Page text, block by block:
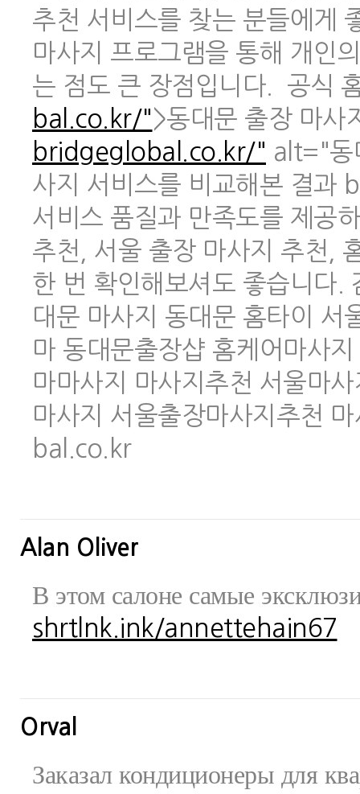
추천 서비스를 찾는 분들에게
마사지 프로그램을 통해 개인
는 점도 큰 장점입니다. 공식
bal.co.kr/">동대문 출장 마
bridgeglobal.co.kr/" alt="동
사지 서비스를 비교해본 결과
서비스 품질과 만족도를 제공
추천, 서울 출장 마사지 추천,
한 번 확인해보셔도 좋습니다
대문 마사지 동대문 홈타이 서
마 동대문출장샵 홈케어마사
마마사지 마사지추천 서울마
마사지 서울출장마사지추천
bal.co.kr
Alan Oliver
В этом салоне самые
shrtlnk.ink/annettehain67
Orval
Заказал кондиционеры для